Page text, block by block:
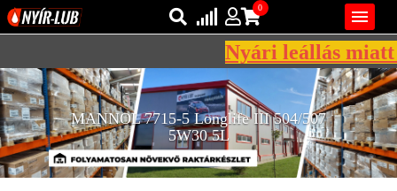
REGISZTRÁCIÓ

Bejelentkezés
Regisztráció
0
AZ ÖN KOSARA ÜRES
Nyári leállás miatt
MANNOL 7715-5 Longlife III 504/507
5W30 5L